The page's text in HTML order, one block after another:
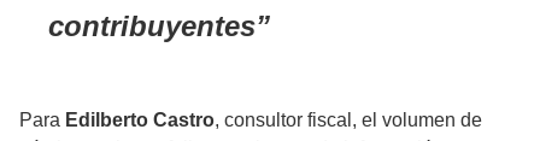
contribuyentes
Para Edilberto Castro, consultor fiscal, el volumen de